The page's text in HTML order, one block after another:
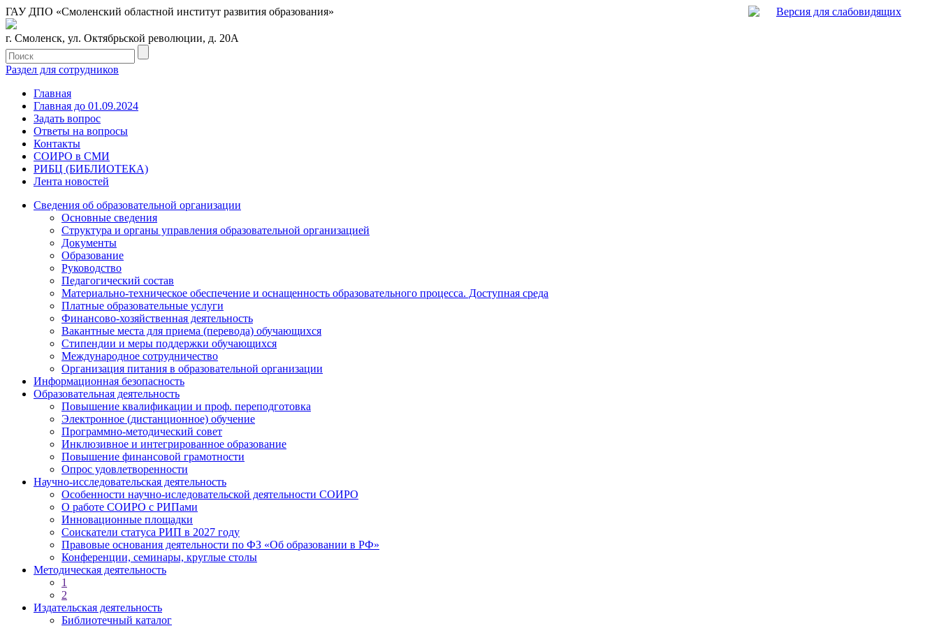
ГАУ ДПО «Смоленский областной институт развития образования» Версия для слабовидящих
г. Смоленск, ул. Октябрьской революции, д. 20А
Раздел для сотрудников
Главная
Главная до 01.09.2024
Задать вопрос
Ответы на вопросы
Контакты
СОИРО в СМИ
РИБЦ (БИБЛИОТЕКА)
Лента новостей
Сведения об образовательной организации
Основные сведения
Структура и органы управления образовательной организацией
Документы
Образование
Руководство
Педагогический состав
Материально-техническое обеспечение и оснащенность образовательного процесса. Доступная среда
Платные образовательные услуги
Финансово-хозяйственная деятельность
Вакантные места для приема (перевода) обучающихся
Стипендии и меры поддержки обучающихся
Международное сотрудничество
Организация питания в образовательной организации
Информационная безопасность
Образовательная деятельность
Повышение квалификации и проф. переподготовка
Электронное (дистанционное) обучение
Программно-методический совет
Инклюзивное и интегрированное образование
Повышение финансовой грамотности
Опрос удовлетворенности
Научно-исследовательская деятельность
Особенности научно-иследовательской деятельности СОИРО
О работе СОИРО с РИПами
Инновационные площадки
Соискатели статуса РИП в 2027 году
Правовые основания деятельности по ФЗ «Об образовании в РФ»
Конференции, семинары, круглые столы
Методическая деятельность
1
2
Издательская деятельность
Библиотечный каталог